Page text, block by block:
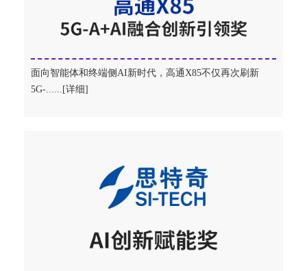
面向智能体和终端侧AI新时代，高通X85不仅再次刷新
5G-......[详细]